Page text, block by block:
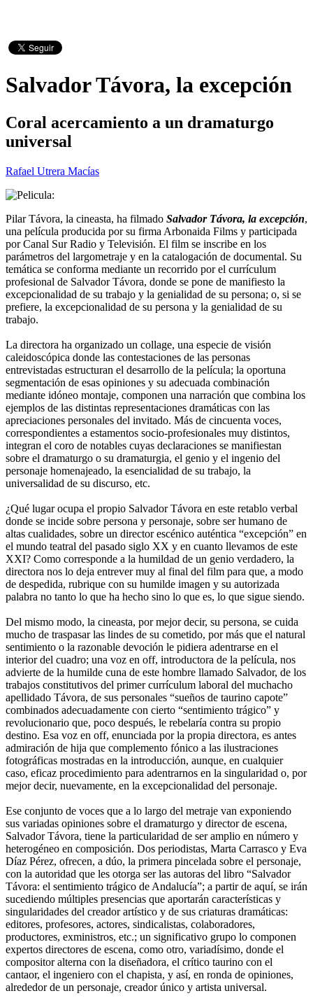
Salvador Távora, la excepción
Coral acercamiento a un dramaturgo
universal
Rafael Utrera Macías
Pilar Távora, la cineasta, ha filmado Salvador Távora, la excepción,
una película producida por su firma Arbonaida Films y participada
por Canal Sur Radio y Televisión. El film se inscribe en los
parámetros del largometraje y en la catalogación de documental. Su
temática se conforma mediante un recorrido por el currículum
profesional de Salvador Távora, donde se pone de manifiesto la
excepcionalidad de su trabajo y la genialidad de su persona; o, si se
prefiere, la excepcionalidad de su persona y la genialidad de su
trabajo.
La directora ha organizado un collage, una especie de visión
caleidoscópica donde las contestaciones de las personas
entrevistadas estructuran el desarrollo de la película; la oportuna
segmentación de esas opiniones y su adecuada combinación
mediante idóneo montaje, componen una narración que combina los
ejemplos de las distintas representaciones dramáticas con las
apreciaciones personales del invitado. Más de cincuenta voces,
correspondientes a estamentos socio-profesionales muy distintos,
integran el coro de notables cuyas declaraciones se manifiestan
sobre el dramaturgo o su dramaturgia, el genio y el ingenio del
personaje homenajeado, la esencialidad de su trabajo, la
universalidad de su discurso, etc.
¿Qué lugar ocupa el propio Salvador Távora en este retablo verbal
donde se incide sobre persona y personaje, sobre ser humano de
altas cualidades, sobre un director escénico auténtica “excepción” en
el mundo teatral del pasado siglo XX y en cuanto llevamos de este
XXI? Como corresponde a la humildad de un genio verdadero, la
directora nos lo deja entrever muy al final del film para que, a modo
de despedida, rubrique con su humilde imagen y su autorizada
palabra no tanto lo que ha hecho sino lo que es, lo que sigue siendo.
Del mismo modo, la cineasta, por mejor decir, su persona, se cuida
mucho de traspasar las lindes de su cometido, por más que el natural
sentimiento o la razonable devoción le pidiera adentrarse en el
interior del cuadro; una voz en off, introductora de la película, nos
advierte de la humilde cuna de este hombre llamado Salvador, de los
trabajos constitutivos del primer currículum laboral del muchacho
apellidado Távora, de sus personales “sueños de taurino capote”
combinados adecuadamente con cierto “sentimiento trágico” y
revolucionario que, poco después, le rebelaría contra su propio
destino. Esa voz en off, enunciada por la propia directora, es antes
admiración de hija que complemento fónico a las ilustraciones
fotográficas mostradas en la introducción, aunque, en cualquier
caso, eficaz procedimiento para adentrarnos en la singularidad o, por
mejor decir, nuevamente, en la excepcionalidad del personaje.
Ese conjunto de voces que a lo largo del metraje van exponiendo
sus variadas opiniones sobre el dramaturgo y director de escena,
Salvador Távora, tiene la particularidad de ser amplio en número y
heterogéneo en composición. Dos periodistas, Marta Carrasco y Eva
Díaz Pérez, ofrecen, a dúo, la primera pincelada sobre el personaje,
con la autoridad que les otorga ser las autoras del libro “Salvador
Távora: el sentimiento trágico de Andalucía”; a partir de aquí, se irán
sucediendo múltiples presencias que aportarán características y
singularidades del creador artístico y de sus criaturas dramáticas:
editores, profesores, actores, sindicalistas, colaboradores,
productores, exministros, etc.; un significativo grupo lo componen
expertos directores de escena, como otro, variadísimo, donde el
compositor alterna con la diseñadora, el crítico taurino con el
cantaor, el ingeniero con el chapista, y así, en ronda de opiniones,
alrededor de un personaje, creador único y artista universal.